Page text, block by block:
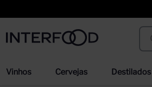
O
Vinhos Cervejas Destilados
Termos mais buscados